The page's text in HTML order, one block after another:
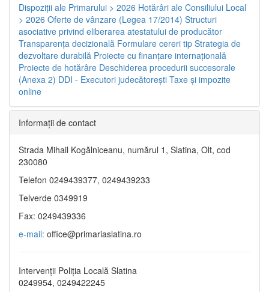
Dispoziţii ale Primarului > 2026 Hotărâri ale Consiliului Local
> 2026 Oferte de vânzare (Legea 17/2014) Structuri
asociative privind eliberarea atestatului de producător
Transparenţa decizională Formulare cereri tip Strategia de
dezvoltare durabilă Proiecte cu finanţare internaţională
Proiecte de hotărâre Deschiderea procedurii succesorale
(Anexa 2) DDI - Executori judecătorești Taxe şi impozite
online
Informaţii de contact
Strada Mihail Kogălniceanu, numărul 1, Slatina, Olt, cod
230080
Telefon 0249439377, 0249439233
Telverde 0349919
Fax: 0249439336
e-mail: office@primariaslatina.ro
Intervenții Poliția Locală Slatina
0249954, 0249422245